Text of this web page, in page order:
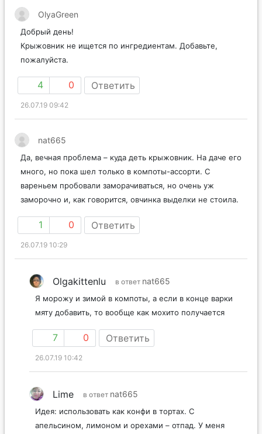
OlyaGreen
Добрый день!
Крыжовник не ищется по ингредиентам. Добавьте,
пожалуйста.
4 0 Ответить
26.07.19 09:42
nat665
Да, вечная проблема – куда деть крыжовник. На даче его
много, но пока шел только в компоты-ассорти. С
вареньем пробовали заморачиваться, но очень уж
заморочно и, как говорится, овчинка выделки не стоила.
1 0 Ответить
26.07.19 10:29
Olgakittenlu в ответ nat665
Я морожу и зимой в компоты, а если в конце варки
мяту добавить, то вообще как мохито получается
7 0 Ответить
26.07.19 10:42
Lime в ответ nat665
Идея: использовать как конфи в тортах. С
апельсином, лимоном и орехами – отпад. У меня